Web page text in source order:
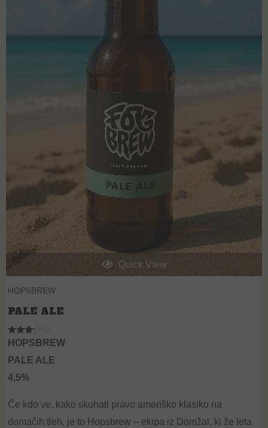
Quick View
HOPSBREW
PALE ALE
Rated
out of
5
HOPSBREW
PALE ALE
4,5%
Če kdo ve, kako skuhati pravo ameriško klasiko na
domačih tleh, je to Hopsbrew – ekipa iz Domžal, ki že leta